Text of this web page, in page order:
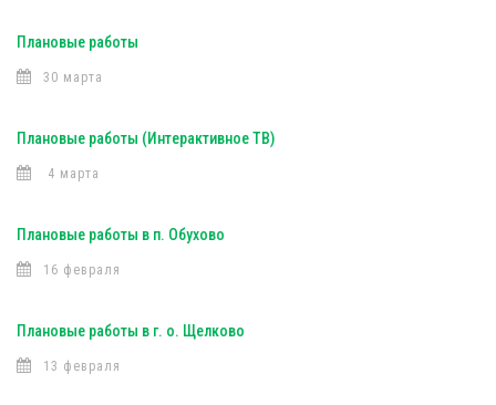
Плановые работы
30 марта
Плановые работы (Интерактивное ТВ)
4 марта
Плановые работы в п. Обухово
16 февраля
Плановые работы в г. о. Щелково
13 февраля